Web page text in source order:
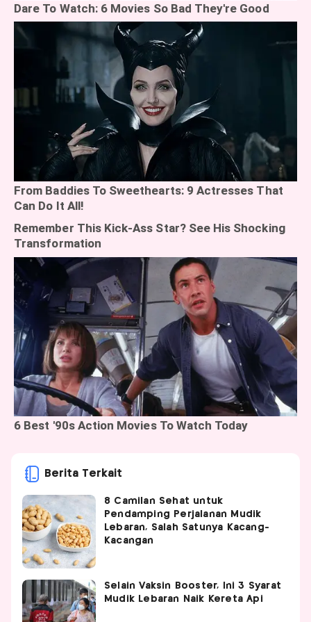
Berita Terkait
8 Camilan Sehat untuk
Pendamping Perjalanan Mudik
Lebaran, Salah Satunya Kacang-
Kacangan
Selain Vaksin Booster, Ini 3 Syarat
Mudik Lebaran Naik Kereta Api